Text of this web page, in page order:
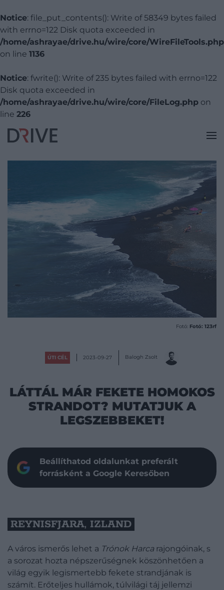
Notice: file_put_contents(): Write of 58349 bytes failed
with errno=122 Disk quota exceeded in
/home/ashrayae/drive.hu/wire/core/WireFileTools.php
on line 1136
Notice: fwrite(): Write of 235 bytes failed with errno=122
Disk quota exceeded in
/home/ashrayae/drive.hu/wire/core/FileLog.php on
line 226
Fotó: Fotó: 123rf
ÚTI CÉL 2023-09-27 Balogh Zsolt
LÁTTÁL MÁR FEKETE HOMOKOS
STRANDOT? MUTATJUK A
LEGSZEBBEKET!
Beállíthatod oldalunkat preferált
forrásként a Google Keresőben
REYNISFJARA, IZLAND
A város ismerős lehet a Trónok Harcarajongóinak, s
a sorozat hozta népszerűségnek köszönhetően a
világ egyik legismertebb fekete strandjának is
számít. Erőteljes hullámok, túlvilági táj jellemzi